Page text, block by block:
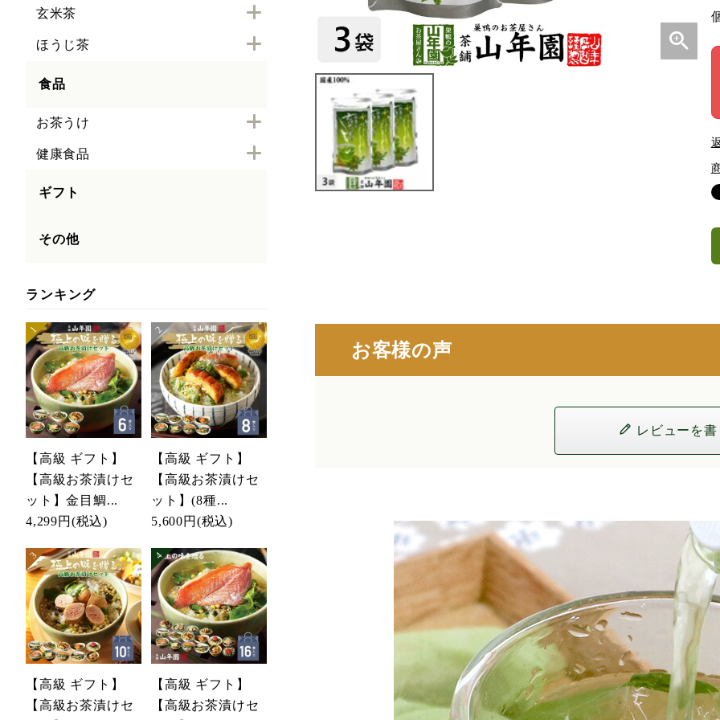
玄米茶
ほうじ茶
食品
お茶うけ
健康食品
ギフト
その他
ランキング
【高級 ギフト】
【高級お茶漬けセ
ット】金目鯛...
4,299円 (税込)
【高級 ギフト】
【高級お茶漬けセ
ット】(8種...
5,600円 (税込)
【高級 ギフト】
【高級お茶漬けセ
【高級 ギフト】
【高級お茶漬けセ
お客様の声
レビューを書